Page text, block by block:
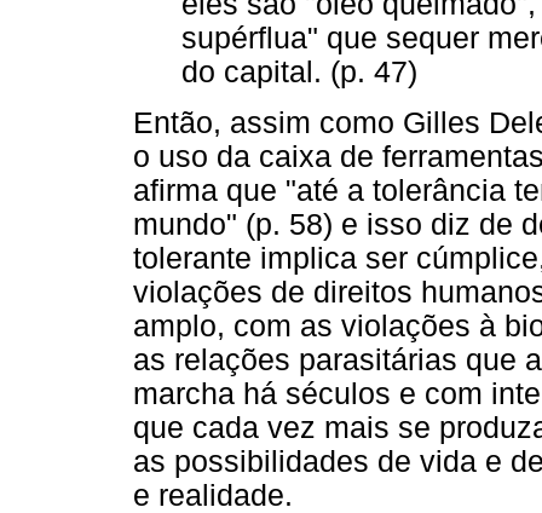
supérflua" que sequer
do capital. (p. 47)
Então, assim como Gilles
o uso da caixa de
afirma que "até a tolerância
mundo" (p. 58) e isso diz de
tolerante implica ser
violações de direitos
amplo, com as violações à
as relações parasitárias que
marcha há séculos e com
que cada vez mais se
as possibilidades de vida e
e realidade.